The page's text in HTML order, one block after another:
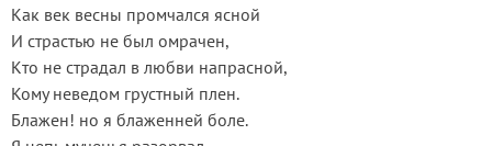
Как век весны промчался ясной
И страстью не был омрачен,
Кто не страдал в любви напрасной,
Кому неведом грустный плен.
Блажен! но я блаженней боле.